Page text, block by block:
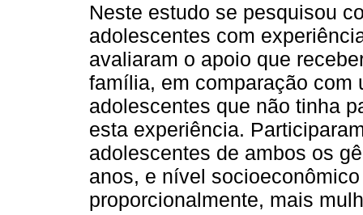
Neste estudo se pesquisou
adolescentes com
avaliaram o apoio que
família, em comparação com
adolescentes que não tinha
esta experiência.
adolescentes de ambos os
anos, e nível
proporcionalmente, mais